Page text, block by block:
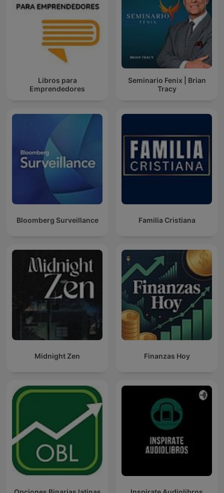
Libros para
Emprendedores
Seminario Fenix | Brian
Tracy
Bloomberg Surveillance Familia Cristiana
Midnight Zen Finanzas Hoy